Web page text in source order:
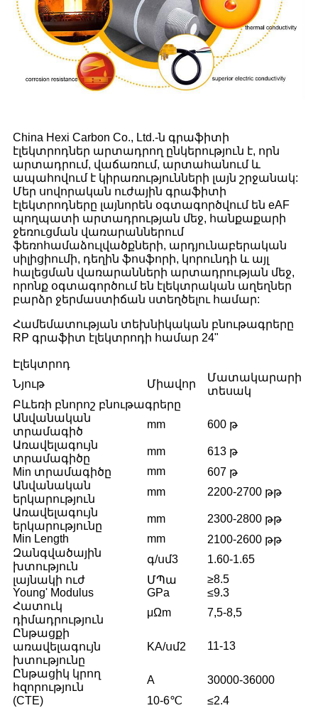
China Hexi Carbon Co., Ltd.-ն գրաֆիտի
էլեկտրոդներ արտադրող ընկերություն է, որն
արտադրում, վաճառում, արտահանում և
ապահովում է կիրառությունների լայն շրջանակ:
Մեր սովորական ուժային գրաֆիտի
էլեկտրոդները լայնորեն օգտագործվում են eAF
պողպատի արտադրության մեջ, հանքաքարի
ջեռուցման վառարաններում
ֆեռոհամաձուլվածքների, արդյունաբերական
սիլիցիումի, դեղին ֆոսֆորի, կորունդի և այլ
հալեցման վառարանների արտադրության մեջ,
որոնք օգտագործում են էլեկտրական աղեղներ
բարձր ջերմաստիճան ստեղծելու համար:
Համեմատության տեխնիկական բնութագրերը
RP գրաֆիտ էլեկտրոդի համար 24"
Էլեկտրոդ
Նյութ
Միավոր
Մատակարարի
տեսակ
Բևեռի բնորոշ բնութագրերը
Անվանական
տրամագիծ
mm
600 թ
Առավելագույն
տրամագիծը
mm
613 թ
Min տրամագիծը
mm
607 թ
Անվանական
երկարություն
mm
2200-2700 թթ
Առավելագույն
երկարությունը
mm
2300-2800 թթ
Min Length
mm
2100-2600 թթ
Զանգվածային
խտություն
գ/սմ3
1.60-1.65
լայնակի ուժ
ՄՊա
≥8.5
Young' Modulus
GPa
≤9.3
Հատուկ
դիմադրություն
μΩm
7,5-8,5
Ընթացքի
առավելագույն
խտությունը
KA/սմ2 11-13
Ընթացիկ կրող
հզորություն
A
30000-36000
(CTE)
10-6℃
≤2.4